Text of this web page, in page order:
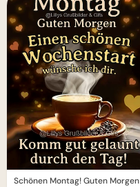
Schönen Montag! Guten Morgen